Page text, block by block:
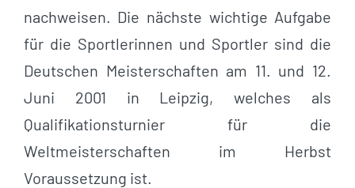
nachweisen. Die nächste wichtige Aufgabe
für die Sportlerinnen und Sportler sind die
Deutschen Meisterschaften am 11. und 12.
Juni 2001 in Leipzig, welches als
Qualifikationsturnier für die
Weltmeisterschaften im Herbst
Voraussetzung ist.